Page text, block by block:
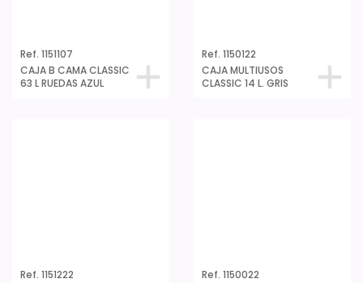
Ref. 1151107
CAJA B CAMA CLASSIC
63 L RUEDAS AZUL
Ref. 1150122
CAJA MULTIUSOS
CLASSIC 14 L. GRIS
Ref. 1151222 Ref. 1150022